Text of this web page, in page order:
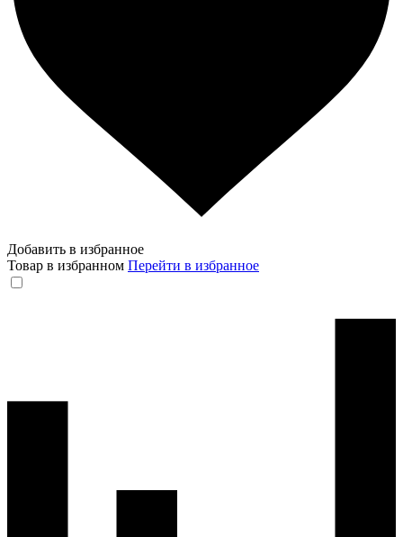
Добавить в избранное
Товар в избранном Перейти в избранное